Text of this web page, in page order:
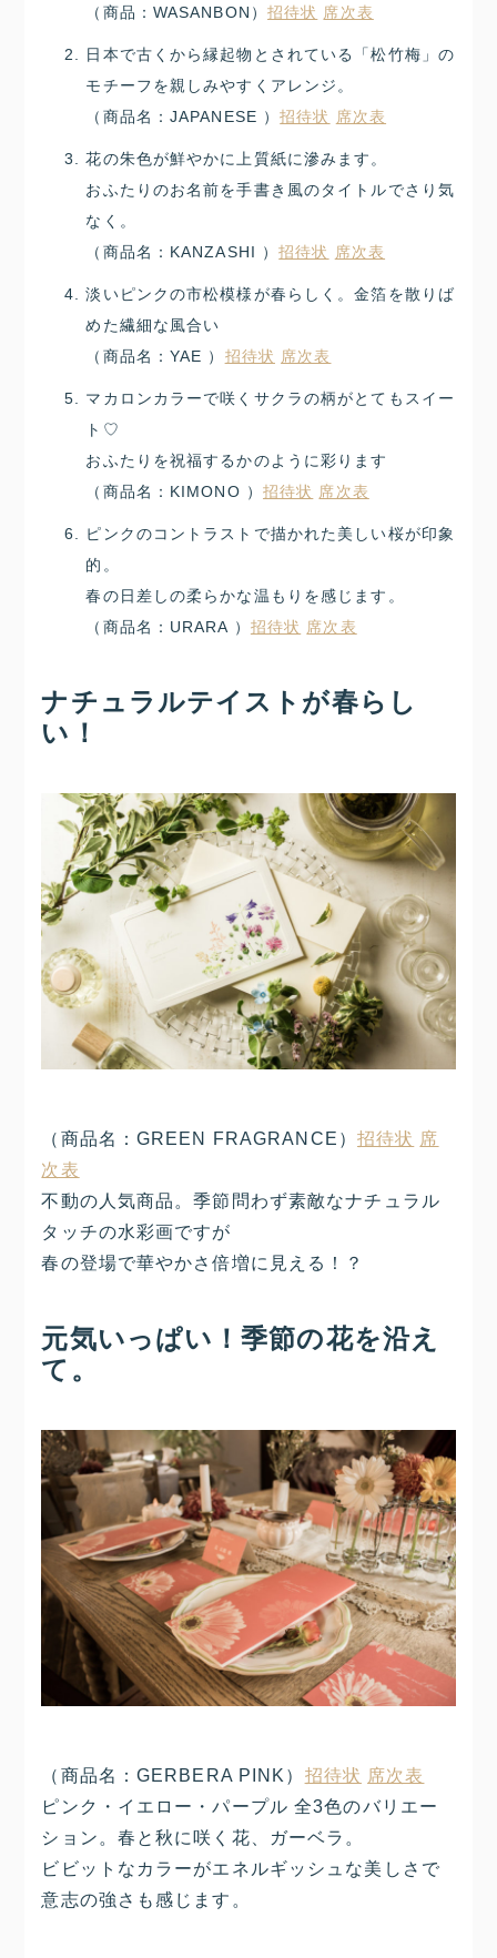
（商品：WASANBON） 招待状 席次表
日本で古くから縁起物とされている「松竹梅」の
モチーフを親しみやすくアレンジ。
（商品名：JAPANESE ）招待状 席次表
花の朱色が鮮やかに上質紙に滲みます。
おふたりのお名前を手書き風のタイトルでさり気
なく。
（商品名：KANZASHI ）招待状 席次表
淡いピンクの市松模様が春らしく。金箔を散りば
めた繊細な風合い
（商品名：YAE ） 招待状 席次表
マカロンカラーで咲くサクラの柄がとてもスイー
ト♡
おふたりを祝福するかのように彩ります
（商品名：KIMONO ） 招待状 席次表
ピンクのコントラストで描かれた美しい桜が印象
的。
春の日差しの柔らかな温もりを感じます。
（商品名：URARA ） 招待状 席次表
ナチュラルテイストが春らし
い！
（商品名：GREEN FRAGRANCE） 招待状 席
次表
不動の人気商品。季節問わず素敵なナチュラル
タッチの水彩画ですが
春の登場で華やかさ倍増に見える！？
元気いっぱい！季節の花を沿え
て。
（商品名：GERBERA PINK） 招待状 席次表
ピンク・イエロー・パープル 全3色のバリエー
ション。春と秋に咲く花、ガーベラ。
ビビットなカラーがエネルギッシュな美しさで
意志の強さも感じます。